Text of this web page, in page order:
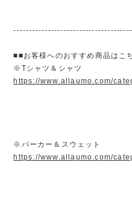
■■お客様へのおすすめ商品はこ
※Tシャツ＆シャツ
https://www.allaumo.com/
※パーカー＆スウェット
https://www.allaumo.com/